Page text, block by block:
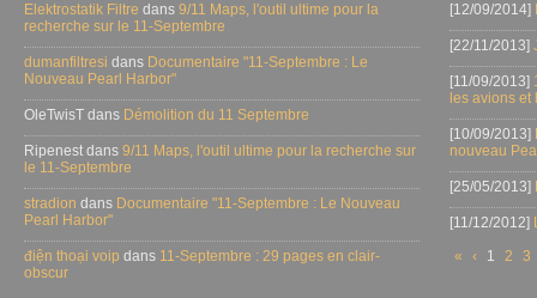
Elektrostatik Filtre dans 9/11 Maps, l'outil ultime pour la
recherche sur le 11-Septembre
dumanfiltresi dans Documentaire "11-Septembre : Le
Nouveau Pearl Harbor"
OleTwisT dans Démolition du 11 Septembre
Ripenest dans 9/11 Maps, l'outil ultime pour la recherche sur
le 11-Septembre
stradion dans Documentaire "11-Septembre : Le Nouveau
Pearl Harbor"
điện thoại voip dans 11-Septembre : 29 pages en clair-
obscur
[12/09/2014]
[22/11/2013]
[11/09/2013]
les avions
[10/09/2013]
nouveau
[25/05/2013]
[11/12/2012]
«
‹ 1 2 3